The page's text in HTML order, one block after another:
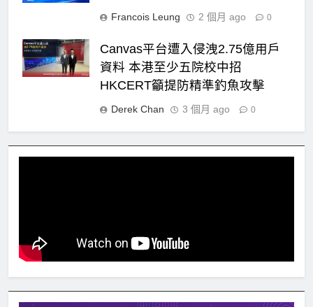
Francois Leung 2 個月 ago 0
Canvas平台遭入侵洩2.75億用戶
資料 本港至少五院校中招
HKCERT籲提防精準釣魚攻擊
Derek Chan 3 個月 ago 0